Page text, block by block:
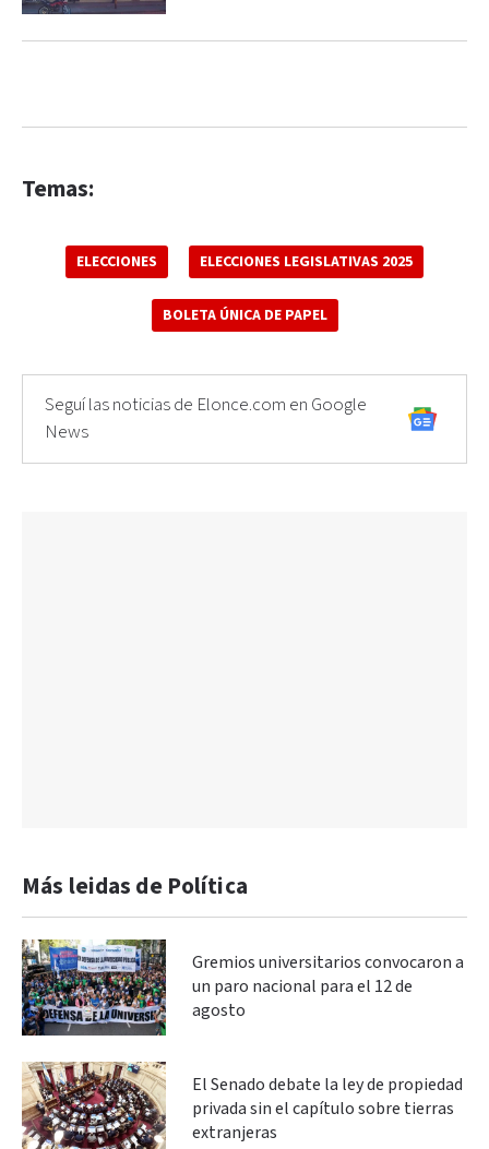
Temas:
ELECCIONES ELECCIONES LEGISLATIVAS 2025
BOLETA ÚNICA DE PAPEL
Seguí las noticias de Elonce.com en Google
News
Más leidas de Política
Gremios universitarios convocaron a
un paro nacional para el 12 de
agosto
El Senado debate la ley de propiedad
privada sin el capítulo sobre tierras
extranjeras